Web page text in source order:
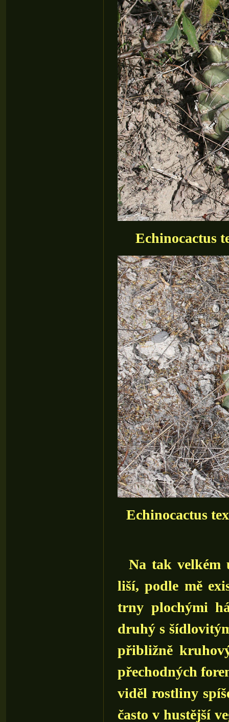
Echinocactus
Echinocactus
Na tak velkém
liší, podle mě
trny plochými
druhý s
přibližně
přechodných
viděl rostliny
často v hustější